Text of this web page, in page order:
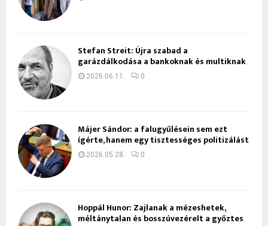
Stefan Streit: Újra szabad a
garázdálkodása a bankoknak és multiknak
2026.06.11. 0
Májer Sándor: a falugyűlésein sem ezt
ígérte, hanem egy tisztességes politizálást
2026.05.28. 0
Hoppál Hunor: Zajlanak a mézeshetek,
méltánytalan és bosszúvezérelt a győztes